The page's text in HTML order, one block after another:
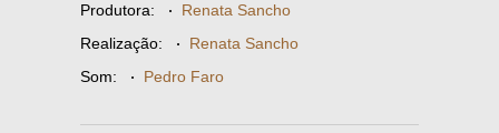
Produtora: · Renata Sancho
Realização: · Renata Sancho
Som: · Pedro Faro